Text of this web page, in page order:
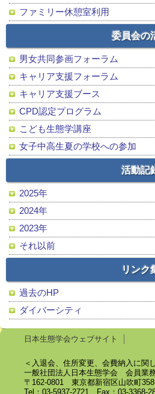
ファミリー休憩室利用
委員会の
男女共同参画フォーラム
キャリア支援フォーラム
キャリア支援ブース
CPD認定プログラム
こども生態学講座
女子中高生夏の学校への参加
活動記
2025年
2024年
2023年
それ以前
リンク
過去のHP
ダイバーシティ
日本生態学会ウェブサイト
＜入退会、住所変更、会費納入に関
一般社団法人日本生態学会 会員業
〒162-0801 東京都新宿区山吹町
Tel：03-5937-2721 Fax：03-3368-